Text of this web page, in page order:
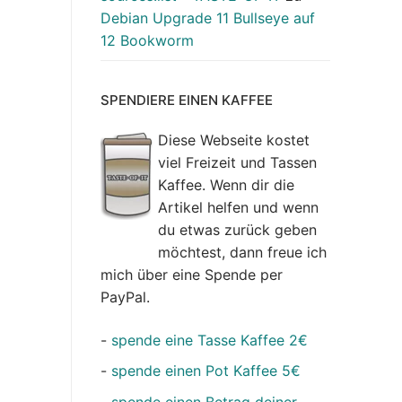
Debian Upgrade 11 Bullseye auf
12 Bookworm
SPENDIERE EINEN KAFFEE
Diese Webseite kostet
viel Freizeit und Tassen
Kaffee. Wenn dir die
Artikel helfen und wenn
du etwas zurück geben
möchtest, dann freue ich
mich über eine Spende per
PayPal.
- spende eine Tasse Kaffee 2€
- spende einen Pot Kaffee 5€